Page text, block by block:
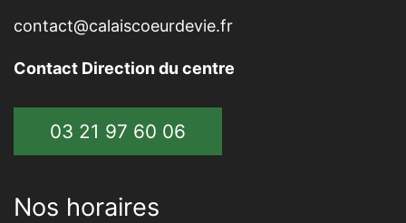
contact@calaiscoeurdevie.fr
Contact Direction du centre
03 21 97 60 06
Nos horaires